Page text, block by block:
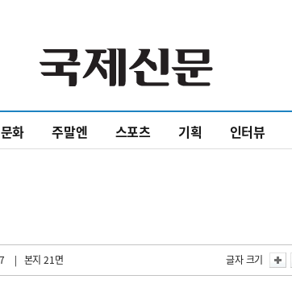
문화 주말엔 스포츠 기획 인터뷰
| 본지 21면 글자 크기